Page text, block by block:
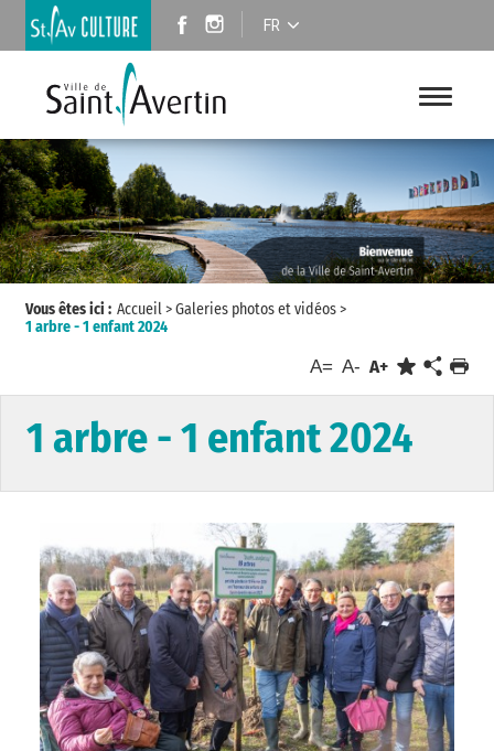
FR
Vous êtes ici : Accueil>Galeries photos et vidéos>
1 arbre - 1 enfant 2024
A= A- A+
1 arbre - 1 enfant 2024